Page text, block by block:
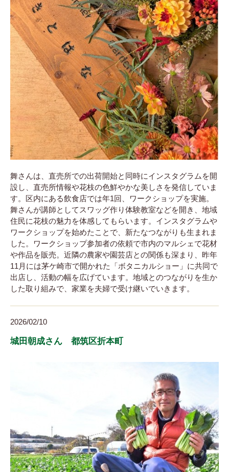
舞さんは、直売所での出荷開始と同時にインスタグラムを開
設し、直売所情報や花枝の色鮮やかな美しさを発信していま
す。区内にある飲食店では年1回、ワークショップを実施。
舞さんが講師としてスワッグ作り体験教室などを開き、地域
住民に花枝の魅力を体感してもらいます。インスタグラムや
ワークショップを始めたことで、新たなつながりも生まれま
した。ワークショップ参加者の依頼で市内のマルシェで花材
や作品を販売。近隣の農家や園芸店との関係も深まり、昨年
11月には茅ケ崎市で開かれた「ボタニカルショー」に共同で
出店し、活動の幅を広げています。地域とのつながりを生か
した取り組みで、家業を夫婦で受け継いでいきます。
2026/02/10
城田朝成さん 都筑区折本町